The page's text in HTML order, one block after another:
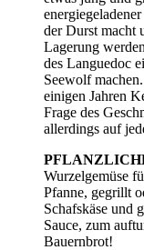
der Durst macht
Lagerung
des Languedoc
Seewolf
einigen Jahren
Frage des
allerdings auf
Wurzelgemüse
Pfanne, gegrillt
Schafskäse und
Sauce, zum
Bauernbrot!